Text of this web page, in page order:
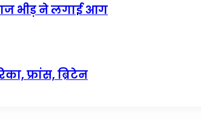
भीड़ ने लगाई आग
फ्रांस, ब्रिटेन